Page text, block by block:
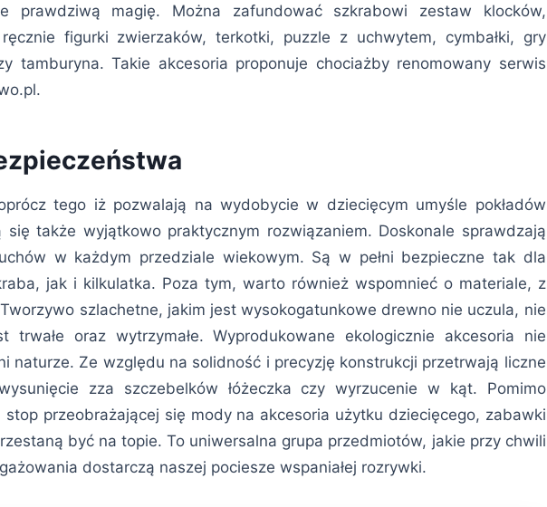
prawdziwą magię. Można zafundować szkrabowi zestaw klocków,
ręcznie figurki zwierzaków, terkotki, puzzle z uchwytem, cymbałki, gry
tamburyna. Takie akcesoria proponuje chociażby renomowany serwis
tego iż pozwalają na wydobycie w dziecięcym umyśle pokładów
się także wyjątkowo praktycznym rozwiązaniem. Doskonale sprawdzają
w każdym przedziale wiekowym. Są w pełni bezpieczne tak dla
jak i kilkulatka. Poza tym, warto również wspomnieć o materiale, z
szlachetne, jakim jest wysokogatunkowe drewno nie uczula, nie
trwałe oraz wytrzymałe. Wyprodukowane ekologicznie akcesoria nie
naturze. Ze względu na solidność i precyzję konstrukcji przetrwają liczne
zza szczebelków łóżeczka czy wyrzucenie w kąt. Pomimo
stop przeobrażającej się mody na akcesoria użytku dziecięcego, zabawki
być na topie. To uniwersalna grupa przedmiotów, jakie przy chwili
dostarczą naszej pociesze wspaniałej rozrywki.